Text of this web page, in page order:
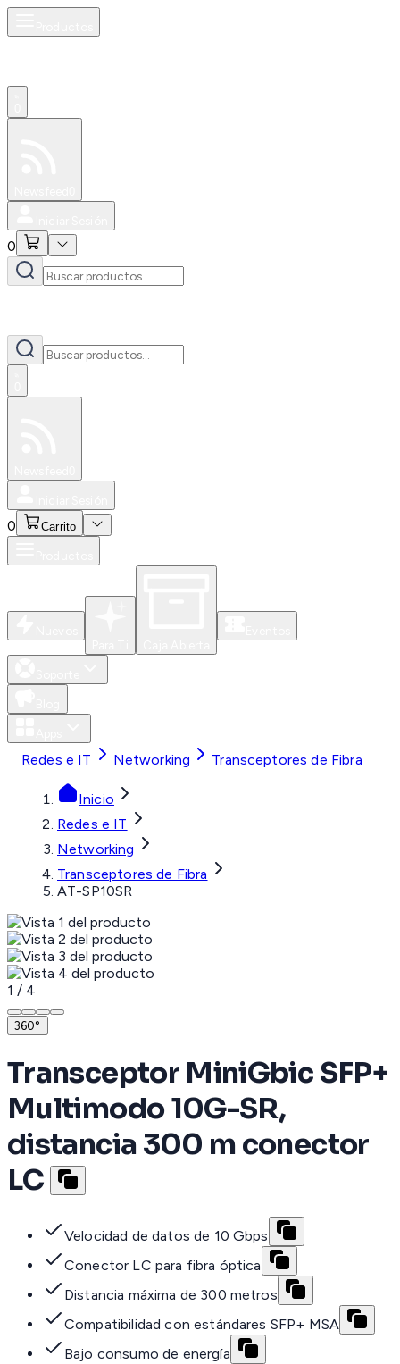
0
0 Carrito
Redes e IT Networking Transceptores de Fibra
Inicio
Redes e IT
Networking
Transceptores de Fibra
AT-SP10SR
1 / 4
360°
Transceptor MiniGbic SFP+
Multimodo 10G-SR,
distancia 300 m conector
LC
Velocidad de datos de 10 Gbps
Conector LC para fibra óptica
Distancia máxima de 300 metros
Compatibilidad con estándares SFP+ MSA
Bajo consumo de energía